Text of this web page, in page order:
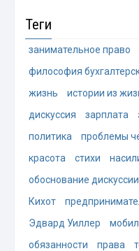
Теги
занимательное право
философия
жизнь
истории из
дискуссия
зарплата
политика
проблемы
красота
стихи
обоснование дискуссии
Кихот
Эдвард Уиллер
обязанности
права